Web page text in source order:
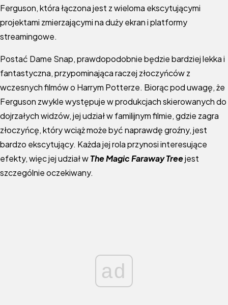
Ferguson, która łączona jest z wieloma ekscytującymi
projektami zmierzającymi na duży ekran i platformy
streamingowe.
Postać Dame Snap, prawdopodobnie będzie bardziej lekka i
fantastyczna, przypominająca raczej złoczyńców z
wczesnych filmów o Harrym Potterze. Biorąc pod uwagę, że
Ferguson zwykle występuje w produkcjach skierowanych do
dojrzałych widzów, jej udział w familijnym filmie, gdzie zagra
złoczyńcę, który wciąż może być naprawdę groźny, jest
bardzo ekscytujący. Każda jej rola przynosi interesujące
efekty, więc jej udział wThe Magic Faraway Treejest
szczególnie oczekiwany.
ad